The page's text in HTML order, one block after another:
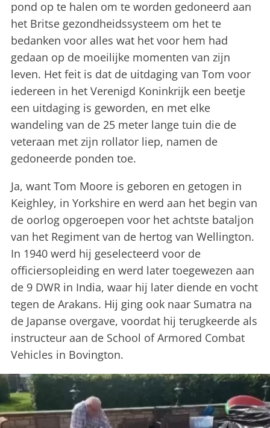
pond op te halen om te worden gedoneerd aan
het Britse gezondheidssysteem om het te
bedanken voor alles wat het voor hem had
gedaan op de moeilijke momenten van zijn
leven. Het feit is dat de uitdaging van Tom voor
iedereen in het Verenigd Koninkrijk een beetje
een uitdaging is geworden, en met elke
wandeling van de 25 meter lange tuin die de
veteraan met zijn rollator liep, namen de
gedoneerde ponden toe.
Ja, want Tom Moore is geboren en getogen in
Keighley, in Yorkshire en werd aan het begin van
de oorlog opgeroepen voor het achtste bataljon
van het Regiment van de hertog van Wellington.
In 1940 werd hij geselecteerd voor de
officiersopleiding en werd later toegewezen aan
de 9 DWR in India, waar hij later diende en vocht
tegen de Arakans. Hij ging ook naar Sumatra na
de Japanse overgave, voordat hij terugkeerde als
instructeur aan de School of Armored Combat
Vehicles in Bovington.